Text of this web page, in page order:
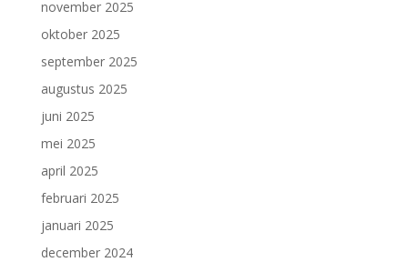
november 2025
oktober 2025
september 2025
augustus 2025
juni 2025
mei 2025
april 2025
februari 2025
januari 2025
december 2024